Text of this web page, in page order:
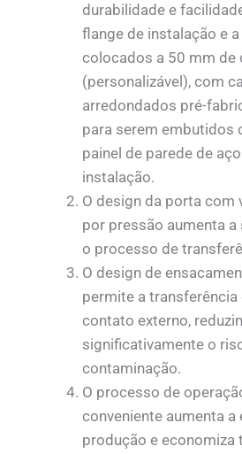
durabilidade e
flange de instalação e
colocados a 50 mm de
(personalizável), com
arredondados pré-
para serem embutidos
painel de parede de
instalação.
O design da porta com
por pressão aumenta
o processo de
O design de
permite a transferência
contato externo,
significativamente o
contaminação.
O processo de
conveniente aumenta a
produção e economiza